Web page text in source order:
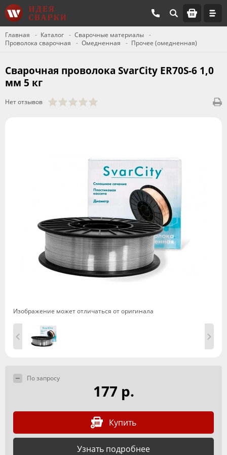
Главная Каталог
Сварочные материалы
Проволока сварочная
Омедненная Прочее (омедненная)
Сварочная проволока SvarCity ER70S-6 1,0
мм 5 кг
Нет отзывов
Изображение может отличаться от оригинала
По запросу
177 р.
Купить
Узнать подробнее